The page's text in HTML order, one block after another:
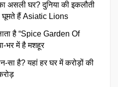
असली घर? दुनिया की इकलौती
हैं Asiatic Lions
है “Spice Garden Of
भर में है मशहूर
सा है? यहां हर घर में करोड़ों की